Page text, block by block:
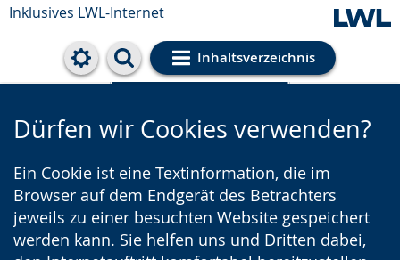
Inklusives LWL-Internet
Inhaltsverzeichnis
Cookie-Einstellungen
Dürfen wir Cookies verwenden?
Ein Cookie ist eine Textinformation, die im
Browser auf dem Endgerät des Betrachters
jeweils zu einer besuchten Website gespeichert
werden kann. Sie helfen uns und Dritten dabei,